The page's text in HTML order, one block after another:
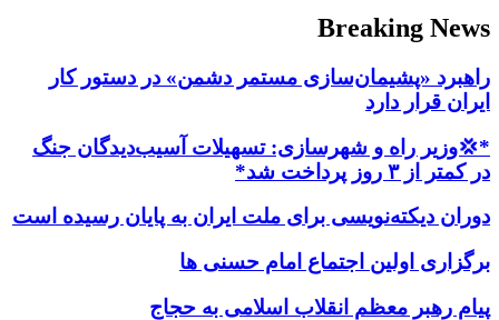
Breaking News
راهبرد «پشیمان‌سازی مستمر دشمن» در دستور کار
ایران قرار دارد
*💢وزیر راه و شهرسازی: تسهیلات آسیب‌دیدگان جنگ
در کمتر از ۳ روز پرداخت شد*
دوران دیکته‌نویسی برای ملت ایران به پایان رسیده است
برگزاری اولین اجتماع امام حسنی ها
پیام رهبر معظم انقلاب اسلامی به حجاج